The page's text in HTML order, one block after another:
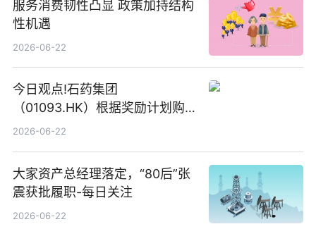
服务消费韧性凸显 政策加持结构
性机遇
2026-06-22
今日观点!石药集团
（01093.HK）根据奖励计划购
回580万股
2026-06-22
大家资产总经理落定，“80后”张
震获批履职-每日关注
2026-06-22